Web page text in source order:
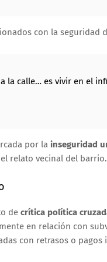
con la seguridad
la calle… es vivir en el
por la inseguridad
relato vecinal del barrio.
de crítica política
en relación con
con retrasos o pagos